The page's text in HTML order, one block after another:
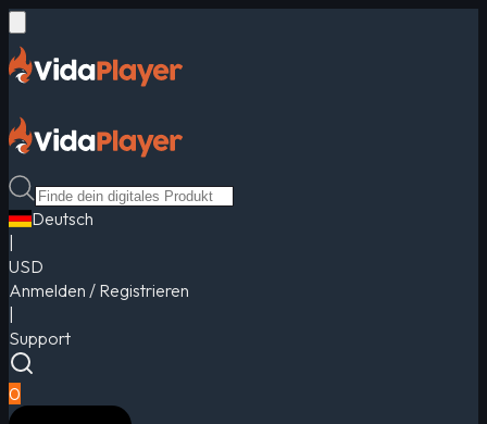
Deutsch
USD
Anmelden / Registrieren
Support
0